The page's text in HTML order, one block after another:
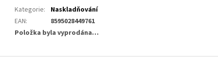
Kategorie:
Naskladňování
EAN:
8595028449761
Položka byla vyprodána…